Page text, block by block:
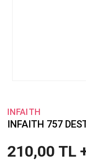
INFAITH
INFAITH 757
210,00 TL